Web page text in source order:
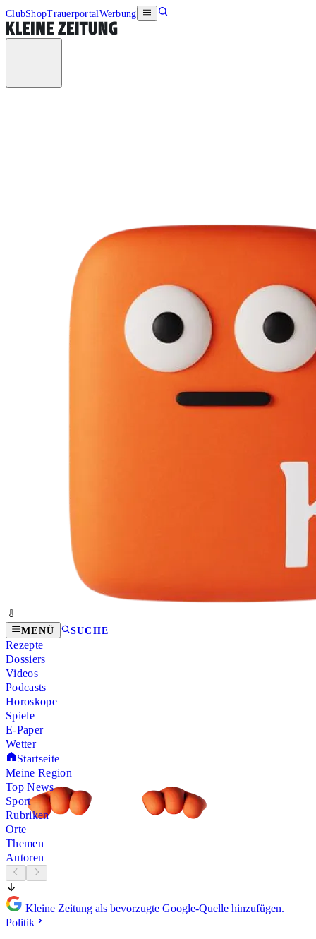
ClubShopTrauerportalWerbung
MENÜ SUCHE
Rezepte
Dossiers
Videos
Podcasts
Horoskope
Spiele
E-Paper
Wetter
Startseite
Meine Region
Top News
Sport
Rubriken
Orte
Themen
Autoren
Kleine Zeitung als bevorzugte Google-Quelle hinzufügen.
Politik